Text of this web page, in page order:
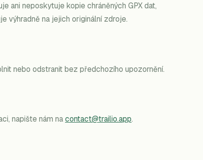
ani neposkytuje kopie chráněných GPX dat,
výhradně na jejich originální zdroje.
nebo odstranit bez předchozího upozornění.
napište nám nacontact@trailio.app.